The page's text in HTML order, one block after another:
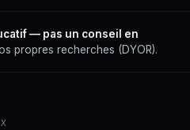
— pas un conseil en
propres recherches (DYOR).